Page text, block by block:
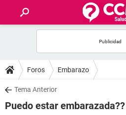
FOROS
SALUD
Foros Embarazo
Tema Anterior
Puedo estar embarazada??